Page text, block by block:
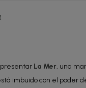
La Mer, una
imbuido con el poder